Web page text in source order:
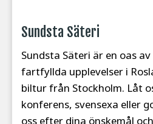
Sundsta Säteri
Sundsta Säteri är en oas
fartfyllda upplevelser i
biltur från Stockholm. Låt
konferens, svensexa eller
oss efter dina önskemål